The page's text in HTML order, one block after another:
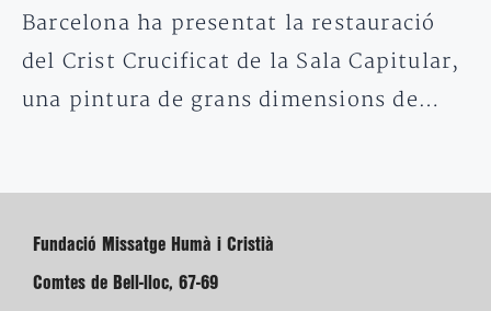
Barcelona ha presentat la restauració
del Crist Crucificat de la Sala Capitular,
una pintura de grans dimensions de…
Fundació Missatge Humà i Cristià
Comtes de Bell-lloc, 67-69